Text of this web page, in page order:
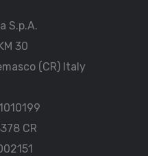
S.p.A.
30
(CR) Italy
CR